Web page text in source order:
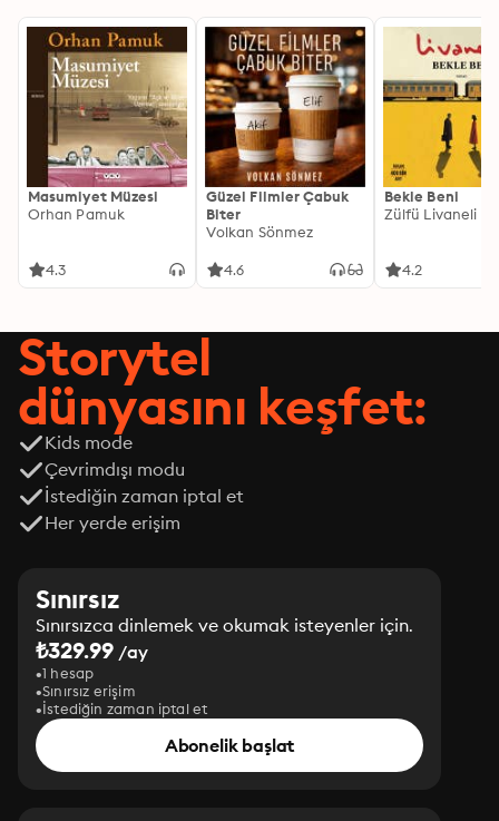
Masumiyet Müzesi
Orhan Pamuk
4.3
Güzel Filmler Çabuk
Biter
Volkan Sönmez
4.6
Bekle Beni
Zülfü Livaneli
4.2
Storytel
dünyasını keşfet:
Kids mode
Çevrimdışı modu
İstediğin zaman iptal et
Her yerde erişim
Sınırsız
Sınırsızca dinlemek ve okumak isteyenler için.
₺329.99 /ay
1 hesap
Sınırsız erişim
İstediğin zaman iptal et
Abonelik başlat